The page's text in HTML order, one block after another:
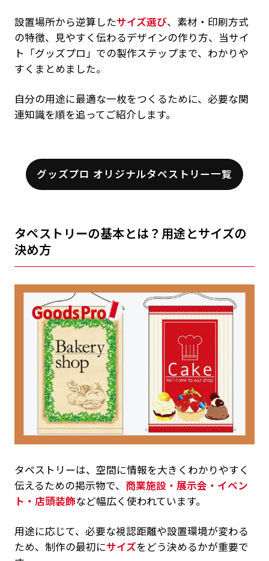
設置場所から逆算したサイズ選び、素材・印刷方式
の特徴、見やすく伝わるデザインの作り方、当サイ
ト「グッズプロ」での製作ステップまで、わかりや
すくまとめました。
自分の用途に最適な一枚をつくるために、必要な関
連知識を順を追ってご紹介します。
グッズプロ オリジナルタペストリー一覧
タペストリーの基本とは？用途とサイズの
決め方
タペストリーは、空間に情報を大きくわかりやすく
伝えるための掲示物で、 商業施設・展示会・イベン
ト・店頭装飾など幅広く使われています。
用途に応じて、必要な視認距離や設置環境が変わる
ため、制作の最初にサイズをどう決めるかが重要で